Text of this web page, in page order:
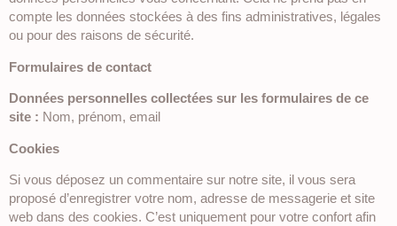
compte les données stockées à des fins administratives, légales
ou pour des raisons de sécurité.
Formulaires de contact
Données personnelles collectées sur les formulaires de ce
site : Nom, prénom, email
Cookies
Si vous déposez un commentaire sur notre site, il vous sera
proposé d’enregistrer votre nom, adresse de messagerie et site
web dans des cookies. C’est uniquement pour votre confort afin